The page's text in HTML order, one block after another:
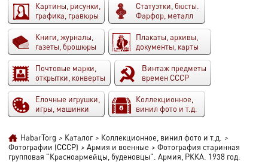
Картины, рисунки,
графика, гравюры
Статуэтки, бюсты.
Фарфор, металл
Книги, журналы,
газеты, брошюры
Плакаты, архивы,
документы, карты
Почтовые марки,
открытки, конверты
Винтаж предметы
времен СССР
Елочные игрушки,
игры, машинки
Коллекционное,
винил фото и т.д.
HabarTorg > Каталог > Коллекционное, винил фото и т.д.
>
Фотографии (СССР) > Армия и военные > Фотография старинная
групповая "Красноармейцы, буденовцы". Армия, РККА. 1938 год.